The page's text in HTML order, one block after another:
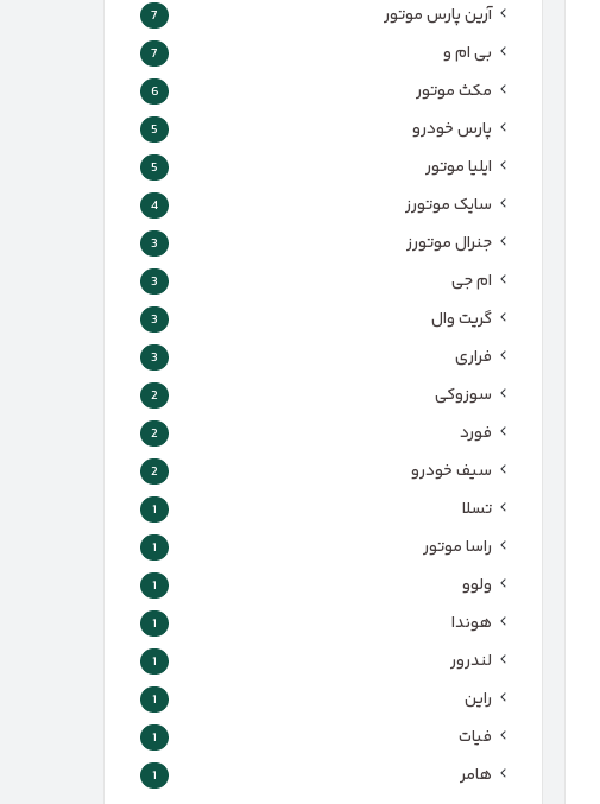
آرین پارس موتور 7
بی ام و 7
مکث موتور 6
پارس‌ خودرو 5
ایلیا موتور 5
سایک موتورز 4
جنرال موتورز 3
ام جی 3
گریت وال 3
فراری 3
سوزوکی 2
فورد 2
سیف خودرو 2
تسلا 1
راسا موتور 1
ولوو 1
هوندا 1
لندرور 1
راین 1
فیات 1
هامر 1